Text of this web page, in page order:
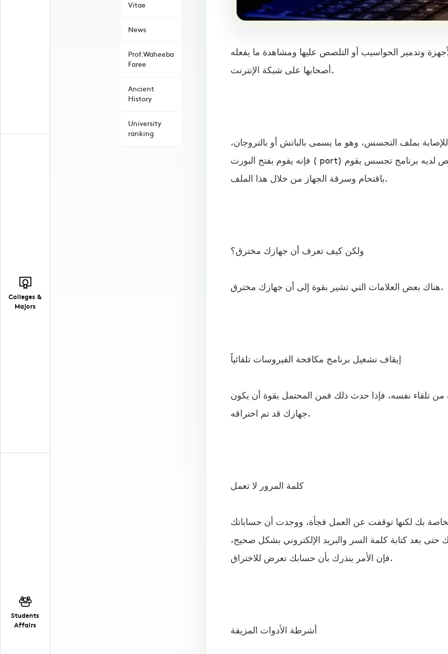
Colleges &
Majors
Students
Affairs
Vitae
News
Prof.Waheeba
Faree
Ancient
History
University
ranking
وتدمير الحواسيب أو التلصص عليها ومشاهدة ما يفعله
أصحابها على شبكة الإنترنت.
بملف التجسس، وهو ما يسمى بالباتش أو بالتروجان،
فإنه يقوم بفتح البورت ( port) أو منفذ داخل الجهاز يجعل كل شخص لديه برنامج تجسس يقوم
باقتحام وسرقة الجهاز من خلال هذا الملف.
ولكن كيف تعرف أن جهازك مخترق؟
هناك بعض العلامات التي تشير بقوة إلى أن جهازك مخترق.
إيقاف تشغيل برنامج مكافحة الفيروسات تلقائياً
من تلقاء نفسه، فإذا حدث ذلك فمن المحتمل بقوة أن يكون
جهازك قد تم اختراقه.
كلمة المرور لا تعمل
بك لكنها توقفت عن العمل فجأة، ووجدت أن حساباتك
بعد كتابة كلمة السر والبريد الإلكتروني بشكل صحيح،
فإن الأمر ينذرك بأن حسابك تعرض للاختراق.
أشرطة الأدوات المزيفة